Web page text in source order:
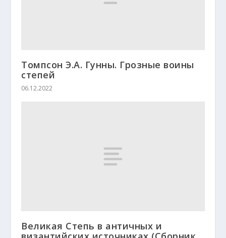
Томпсон Э.А. Гунны. Грозные воины
степей
06.12.2022
Великая Степь в античных и